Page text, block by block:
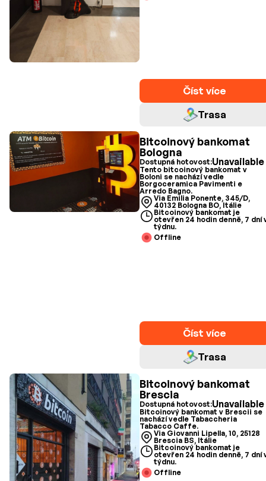
Číst více
Trasa
Bitcoinový bankomat
Bologna
Dostupná hotovost:Unavailable
Tento bitcoinový bankomat v
Boloni se nachází vedle
Borgoceramica Pavimenti e
Arredo Bagno.
Via Emilia Ponente, 345/D,
40132 Bologna BO, Itálie
Bitcoinový bankomat je
otevřen 24 hodin denně, 7 dní
týdnu.
Offline
Číst více
Trasa
Bitcoinový bankomat
Brescia
Dostupná hotovost:Unavailable
Bitcoinový bankomat v Brescii se
nachází vedle Tabaccheria
Tabacco Caffe.
Via Giovanni Lipella, 10, 25128
Brescia BS, Itálie
Bitcoinový bankomat je
otevřen 24 hodin denně, 7 dní
týdnu.
Offline